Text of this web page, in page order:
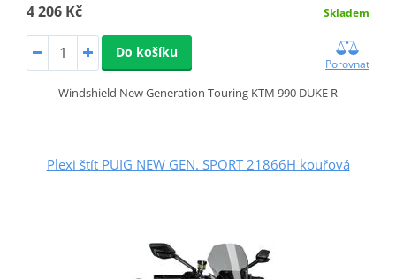
4 206 Kč Skladem
Do košíku
Porovnat
Windshield New Generation Touring KTM 990 DUKE R
Plexi štít PUIG NEW GEN. SPORT 21866H kouřová